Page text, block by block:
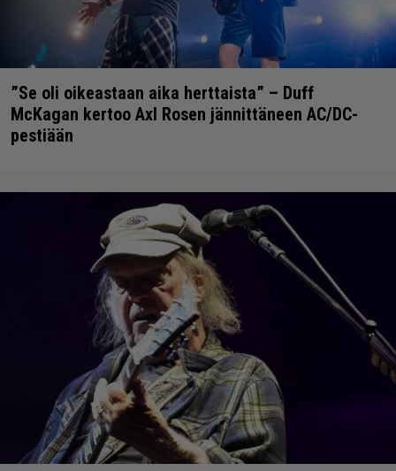
”Se oli oikeastaan aika herttaista” – Duff
McKagan kertoo Axl Rosen jännittäneen AC/DC-
pestiään